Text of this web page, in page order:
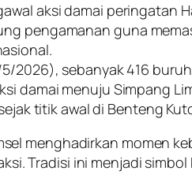
aksi damai peringatan
pengamanan guna
2026), sebanyak 416
damai menuju Simpang
titik awal di Benteng
menghadirkan momen
Tradisi ini menjadi